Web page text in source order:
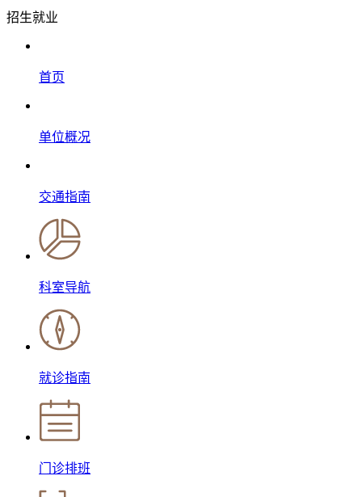
招生就业
首页
单位概况
交通指南
科室导航
就诊指南
门诊排班